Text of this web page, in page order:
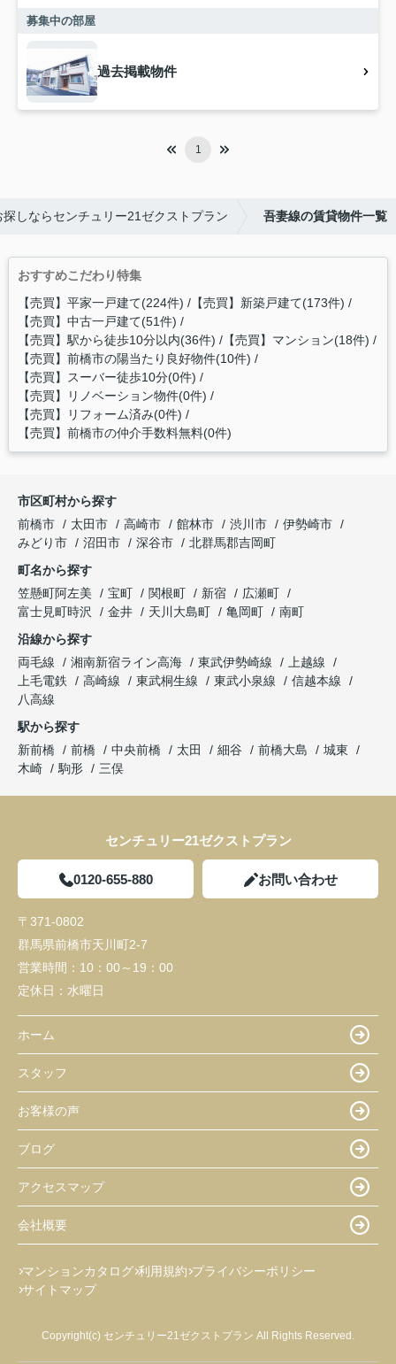
募集中の部屋
過去掲載物件
1
しならセンチュリー21ゼクストプラン 吾妻線の賃貸物件一覧
おすすめこだわり特集
【売買】平家一戸建て(224件) 【売買】新築戸建て(173件)
【売買】中古一戸建て(51件)
【売買】駅から徒歩10分以内(36件) 【売買】マンション(18件)
【売買】前橋市の陽当たり良好物件(10件)
【売買】スーバー徒歩10分(0件)
【売買】リノベーション物件(0件)
【売買】リフォーム済み(0件)
【売買】前橋市の仲介手数料無料(0件)
市区町村から探す
前橋市
太田市 高崎市 館林市 渋川市
伊勢崎市
みどり市
沼田市 深谷市
北群馬郡吉岡町
町名から探す
笠懸町阿左美
宝町 関根町 新宿
広瀬町
富士見町時沢
金井 天川大島町 亀岡町
南町
沿線から探す
両毛線
湘南新宿ライン高海 東武伊勢崎線
上越線
上毛電鉄
高崎線 東武桐生線 東武小泉線
信越本線
八高線
駅から探す
新前橋
前橋 中央前橋 太田 細谷 前橋大島
城東
木崎
駒形 三俣
センチュリー21ゼクストプラン
0120-655-880 お問い合わせ
〒371-0802
群馬県前橋市天川町2-7
営業時間： 10：00～19：00
定休日： 水曜日
ホーム
スタッフ
お客様の声
ブログ
アクセスマップ
会社概要
マンションカタログ 利用規約 プライバシーポリシー
サイトマップ
Copyright(c) センチュリー21ゼクストプラン All Rights Reserved.